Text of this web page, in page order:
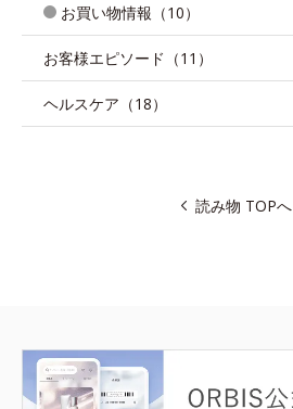
お買い物情報（10）
お客様エピソード（11）
ヘルスケア（18）
読み物 TOPへ